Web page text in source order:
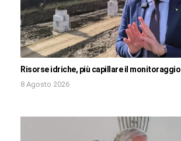
Risorse idriche, più capillare il monitoraggio
8 Agosto 2026